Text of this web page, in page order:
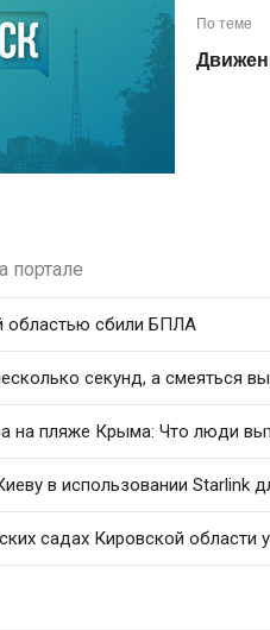
По теме
портале
областью сбили БПЛА
секунд, а смеяться
на пляже Крыма: Что люди
в использовании Starlink
садах Кировской области